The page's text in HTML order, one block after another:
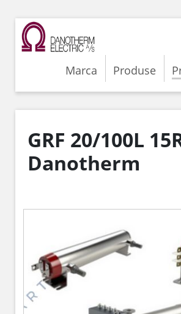
Marca Produse
GRF 20/100L
Danotherm